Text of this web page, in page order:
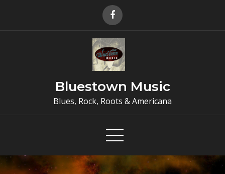
Bluestown Music
Blues, Rock, Roots & Americana